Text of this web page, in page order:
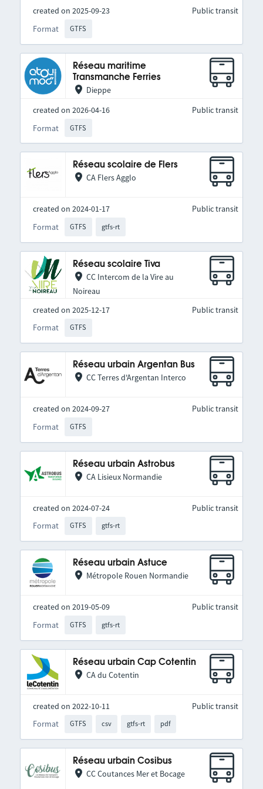
created on 2025-09-23
Format
GTFS
Public transit
Réseau maritime
Transmanche Ferries
Dieppe
created on 2026-04-16
Format
GTFS
Public transit
Réseau scolaire de Flers
CA Flers Agglo
created on 2024-01-17
Format
GTFS gtfs-rt
Public transit
Réseau scolaire Tiva
CC Intercom de la Vire au
Noireau
created on 2025-12-17
Format
GTFS
Public transit
Réseau urbain Argentan Bus
CC Terres d'Argentan Interco
created on 2024-09-27
Format
GTFS
Public transit
Réseau urbain Astrobus
CA Lisieux Normandie
created on 2024-07-24
Format
GTFS gtfs-rt
Public transit
Réseau urbain Astuce
Métropole Rouen Normandie
created on 2019-05-09
Format
GTFS gtfs-rt
Public transit
Réseau urbain Cap Cotentin
CA du Cotentin
created on 2022-10-11
Format
GTFS csv gtfs-rt pdf
Public transit
Réseau urbain Cosibus
CC Coutances Mer et Bocage